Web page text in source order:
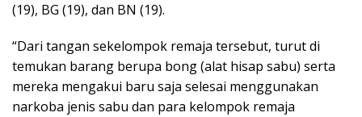
(19), BG (19), dan BN (19).
“Dari tangan sekelompok remaja tersebut, turut di
temukan barang berupa bong (alat hisap sabu) serta
mereka mengakui baru saja selesai menggunakan
narkoba jenis sabu dan para kelompok remaja